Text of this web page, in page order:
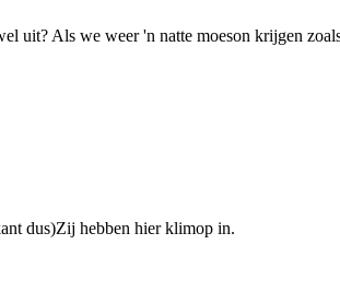
uit? Als we weer 'n natte moeson krijgen
dus)Zij hebben hier klimop in.